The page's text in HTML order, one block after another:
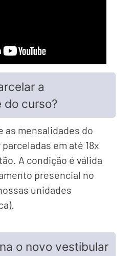
a
do curso?
as mensalidades do
em até 18x
A condição é válida
presencial no
unidades
o novo vestibular